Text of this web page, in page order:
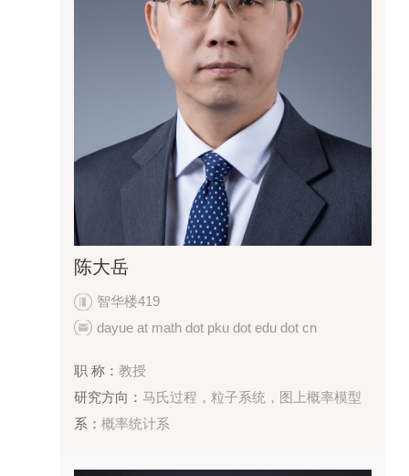
陈大岳
智华楼419
dayue at math dot pku dot edu dot cn
职 称：教授
研究方向：马氏过程，粒子系统，图上概率模型
系：概率统计系